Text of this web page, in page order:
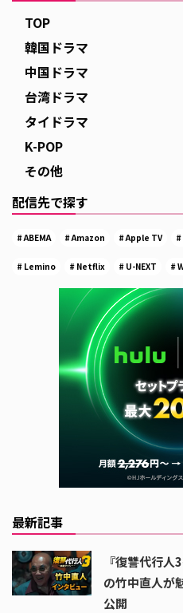
TOP
韓国ドラマ
中国ドラマ
台湾ドラマ
タイドラマ
K-POP
その他
配信先で探す
ABEMA Amazon Apple TV
Lemino Netflix U-NEXT
最新記事
『復讐代行
の竹中直人が
公開